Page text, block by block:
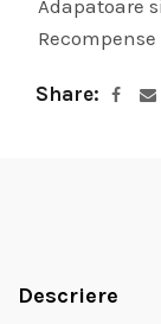
Adapatoare
Share
Descriere